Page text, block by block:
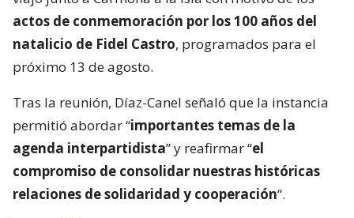
actos de conmemoración por los 100 años del
natalicio de Fidel Castro, programados para el
próximo 13 de agosto.
Tras la reunión, Díaz-Canel señaló que la instancia
permitió abordar “importantes temas de la
agenda interpartidista” y reafirmar “el
compromiso de consolidar nuestras históricas
relaciones de solidaridad y cooperación“.